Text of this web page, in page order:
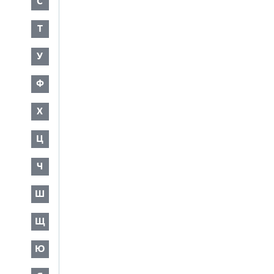
Т
У
Ф
Х
Ц
Ч
Ш
Щ
Ю